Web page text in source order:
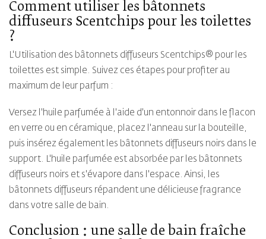
Comment utiliser les bâtonnets
diffuseurs Scentchips pour les toilettes
?
L'Utilisation des bâtonnets diffuseurs Scentchips® pour les
toilettes est simple. Suivez ces étapes pour profiter au
maximum de leur parfum :
Versez l'huile parfumée à l'aide d'un entonnoir dans le flacon
en verre ou en céramique, placez l'anneau sur la bouteille,
puis insérez également les bâtonnets diffuseurs noirs dans le
support. L'huile parfumée est absorbée par les bâtonnets
diffuseurs noirs et s'évapore dans l'espace. Ainsi, les
bâtonnets diffuseurs répandent une délicieuse fragrance
dans votre salle de bain.
Conclusion : une salle de bain fraîche